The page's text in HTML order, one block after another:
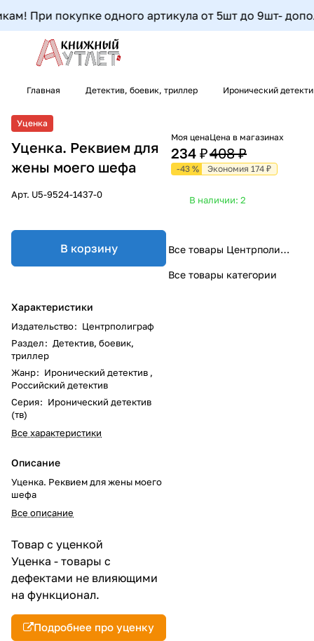
При покупке одного артикула от 5шт до 9шт-
Главная Детектив, боевик, триллер Иронический
Уценка
Уценка. Реквием для
жены моего шефа
Арт. U5-9524-1437-0
В корзину
Характеристики
Издательство: Центрполиграф
Раздел: Детектив, боевик,
триллер
Жанр: Иронический детектив ,
Российский детектив
Серия: Иронический детектив
(тв)
Все характеристики
Описание
Уценка. Реквием для жены моего
шефа
Все описание
Товар с уценкой
Уценка - товары с
дефектами не влияющими
на функционал.
Подробнее про уценку
Моя цена
234 ₽
Цена в магазинах
408 ₽
-43 % Экономия 174 ₽
В наличии: 2
Все товары Центрполиграф
Все товары категории